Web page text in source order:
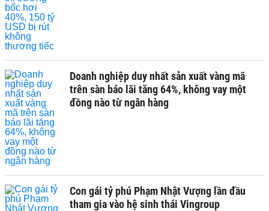
Doanh nghiệp duy nhất sản xuất vàng mã
trên sàn báo lãi tăng 64%, không vay một
đồng nào từ ngân hàng
Con gái tỷ phú Phạm Nhật Vượng lần đầu
tham gia vào hệ sinh thái Vingroup